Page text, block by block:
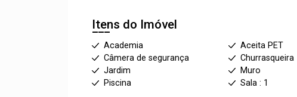
Itens do Imóvel
Academia Aceita PET
Câmera de segurança
Churrasqueira
Jardim
Muro
Piscina
Sala : 1